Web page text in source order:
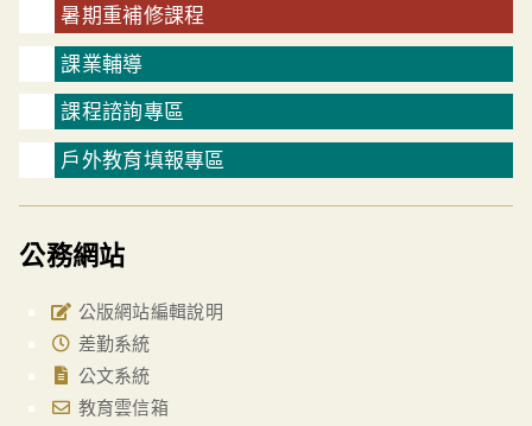
暑期重補修課程
課業輔導
課程諮詢專區
戶外教育填報專區
公務網站
公版網站編輯說明
差勤系統
公文系統
教育雲信箱